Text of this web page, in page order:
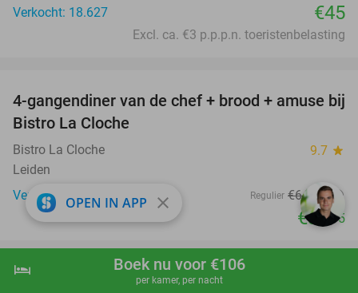
shopping_cart Boek nu
hotel Boek nu voor €106
per kamer, per nacht
Verkocht: 18.627
€45
Excl. ca. €3 p.p.p.n. toeristenbelasting
44%
4-gangendiner van de chef + brood + amuse bij
Bistro La Cloche
Bistro La Cloche 9.7 star
Leiden
Verkocht: 102
Regulier €64 ,50
€35,95
Onbeperkt spareribs + groenten +
OPEN IN APP close